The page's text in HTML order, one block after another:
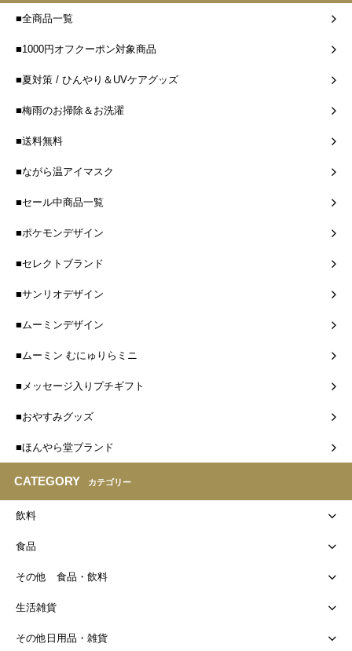
■全商品一覧
■1000円オフクーポン対象商品
■夏対策 / ひんやり＆UVケアグッズ
■梅雨のお掃除＆お洗濯
■送料無料
■ながら温アイマスク
■セール中商品一覧
■ポケモンデザイン
■セレクトブランド
■サンリオデザイン
■ムーミンデザイン
■ムーミン むにゅりらミニ
■メッセージ入りプチギフト
■おやすみグッズ
■ほんやら堂ブランド
CATEGORY カテゴリー
飲料
食品
その他 食品・飲料
生活雑貨
その他日用品・雑貨